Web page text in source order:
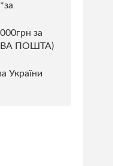
за
ПОШТА)
України